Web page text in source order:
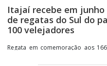
Itajaí recebe em
de regatas do Sul do
100 velejadores
Regata em comemoração aos
13 de junho, com a